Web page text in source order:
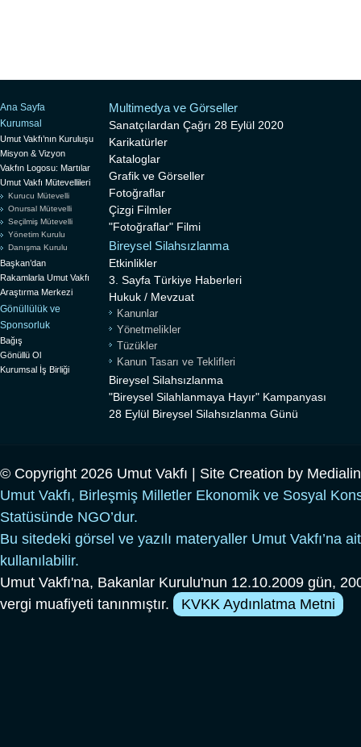
Ana Sayfa
Kurumsal
Umut Vakfı’nın Kuruluşu
Misyon & Vizyon
Vakfın Logosu: Martılar
Umut Vakfı Mütevellileri
Kurucu Mütevelli
Onursal Mütevelli
Seçilmiş Mütevelli
Yönetim Kurulu
Danışma Kurulu
Başkan’dan
Rakamlarla Umut Vakfı
Araştırma Merkezi
Gönüllülük ve
Sponsorluk
Bağış
Gönüllü Ol
Kurumsal İş Birliği
Multimedya ve Görseller
Sanatçılardan Çağrı 28 Eylül 2020
Karikatürler
Kataloglar
Grafik ve Görseller
Fotoğraflar
Çizgi Filmler
"Fotoğraflar" Filmi
Bireysel Silahsızlanma
Etkinlikler
3. Sayfa Türkiye Haberleri
Hukuk / Mevzuat
Kanunlar
Yönetmelikler
Tüzükler
Kanun Tasarı ve Teklifleri
Bireysel Silahsızlanma
"Bireysel Silahlanmaya Hayır" Kampanyası
28 Eylül Bireysel Silahsızlanma Günü
© Copyright 2026 Umut Vakfı | Site Creation by
Umut Vakfı, Birleşmiş Milletler Ekonomik ve Sosyal
Statüsünde NGO’dur.
Bu sitedeki görsel ve yazılı materyaller Umut Vakfı’na
kullanılabilir.
Umut Vakfı'na, Bakanlar Kurulu'nun 12.10.2009 gün,
vergi muafiyeti tanınmıştır.
KVKK Aydınlatma Metni